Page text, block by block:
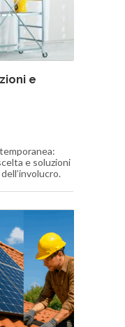
e
e soluzioni